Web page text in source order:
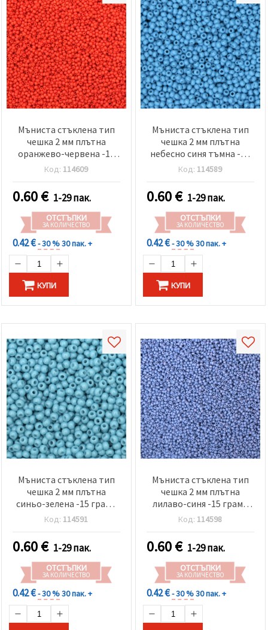
Мъниста стъклена тип
чешка 2 мм плътна
оранжево-червена -15
грама ~2050 броя
Код: 114609
0.60€ 1-29 пак.
ОТСТЪПКИ
ЗА КОЛИЧЕСТВО
0.42 €- 30 %30 пак. +
КУПИ
Мъниста стъклена тип
чешка 2 мм плътна
небесно синя тъмна -15
грама ~2050 броя
Код: 114589
0.60€ 1-29 пак.
ОТСТЪПКИ
ЗА КОЛИЧЕСТВО
0.42 €- 30 %30 пак. +
КУПИ
Мъниста стъклена тип
чешка 2 мм плътна
синьо-зелена -15 грама
~2050 броя
Код: 114591
0.60€ 1-29 пак.
ОТСТЪПКИ
ЗА КОЛИЧЕСТВО
0.42 €- 30 %30 пак. +
Мъниста стъклена тип
чешка 2 мм плътна
лилаво-синя -15 грама
~2050 броя
Код: 114598
0.60€ 1-29 пак.
ОТСТЪПКИ
ЗА КОЛИЧЕСТВО
0.42 €- 30 %30 пак. +